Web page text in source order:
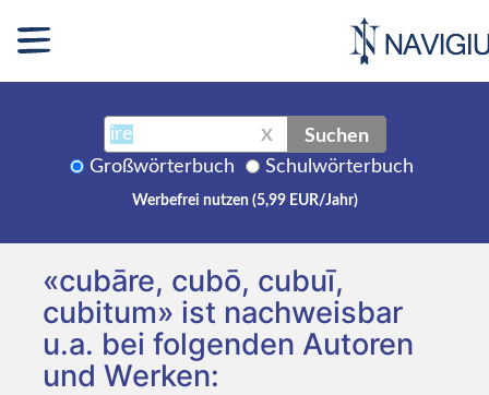
X Suchen
Großwörterbuch Schulwörterbuch
Werbefrei nutzen (5,99 EUR/Jahr)
«cubāre, cubō, cubuī,
cubitum» ist nachweisbar
u.a. bei folgenden Autoren
und Werken: